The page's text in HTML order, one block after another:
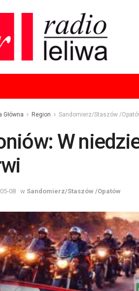
Główna Region Sandomierz/Staszów /
W
08 w Sandomierz/Staszów /Opatów